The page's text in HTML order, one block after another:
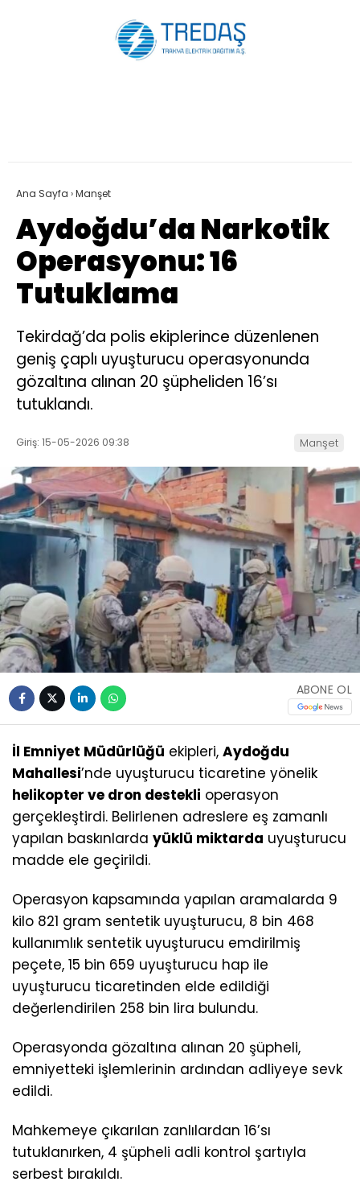
Ana Sayfa ›Manşet
Aydoğdu’da Narkotik
Operasyonu: 16
Tutuklama
Tekirdağ’da polis ekiplerince düzenlenen
geniş çaplı uyuşturucu operasyonunda
gözaltına alınan 20 şüpheliden 16’sı
tutuklandı.
Giriş: 15-05-2026 09:38 Manşet
ABONE OL
İl Emniyet Müdürlüğü ekipleri, Aydoğdu
Mahallesi’nde uyuşturucu ticaretine yönelik
helikopter ve dron destekli operasyon
gerçekleştirdi. Belirlenen adreslere eş zamanlı
yapılan baskınlarda yüklü miktarda uyuşturucu
madde ele geçirildi.
Operasyon kapsamında yapılan aramalarda 9
kilo 821 gram sentetik uyuşturucu, 8 bin 468
kullanımlık sentetik uyuşturucu emdirilmiş
peçete, 15 bin 659 uyuşturucu hap ile
uyuşturucu ticaretinden elde edildiği
değerlendirilen 258 bin lira bulundu.
Operasyonda gözaltına alınan 20 şüpheli,
emniyetteki işlemlerinin ardından adliyeye sevk
edildi.
Mahkemeye çıkarılan zanlılardan 16’sı
tutuklanırken, 4 şüpheli adli kontrol şartıyla
serbest bırakıldı.